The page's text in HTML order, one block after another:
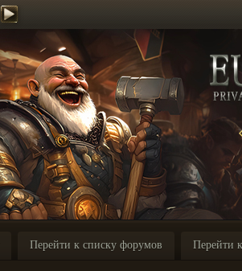
Перейти к списку форумов Перейти